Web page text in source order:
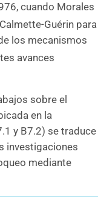
cuando Morales
Guérin para
los mecanismos
avances
sobre el
en la
y B7.2) se traduce
investigaciones
mediante